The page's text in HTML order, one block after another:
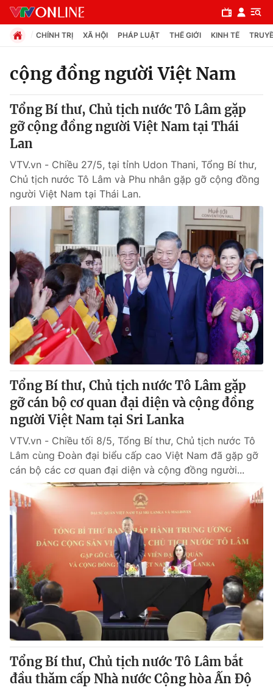
Chuyên mục
Chính trị
Pháp luật
Thế giới
Tin tức
Thế giới đó đây
Câu chuyện quốc tế
Kinh tế
Tài chính
Thị trường
Góc doanh nghiệp
Dữ liệu và đời sống
Truyền hình
Phim VTV
Hậu trường
Nhân vật
Khán giả
Giải sao mai
Giải trí
Điện ảnh
Âm nhạc
Đời sống
Du lịch
Làm đẹp
Chất lượng cuộc sống
Giáo dục
Tuyển sinh
Học trực tuyến
Công nghệ
Hitech Công nghệ tương lai
Sản phẩm
Thị trường
Tư vấn
Giao lưu trực tuyến
Lịch phát sóng
Chuyên mục khác
Emagazine Podcast
Photo Infographic
CHÍNH TRỊ XÃ HỘI PHÁP LUẬT THẾ GIỚI KINH TẾ
cộng đồng người Việt Nam
Tổng Bí thư, Chủ tịch nước Tô Lâm gặp
gỡ cộng đồng người Việt Nam tại Thái
Lan
VTV.vn - Chiều 27/5, tại tỉnh Udon Thani, Tổng Bí thư,
Chủ tịch nước Tô Lâm và Phu nhân gặp gỡ cộng đồng
người Việt Nam tại Thái Lan.
Tổng Bí thư, Chủ tịch nước Tô Lâm gặp
gỡ cán bộ cơ quan đại diện và cộng đồng
người Việt Nam tại Sri Lanka
VTV.vn - Chiều tối 8/5, Tổng Bí thư, Chủ tịch nước Tô
Lâm cùng Đoàn đại biểu cấp cao Việt Nam đã gặp gỡ
cán bộ các cơ quan đại diện và cộng đồng người...
Tổng Bí thư, Chủ tịch nước Tô Lâm bắt
đầu thăm cấp Nhà nước Cộng hòa Ấn Độ